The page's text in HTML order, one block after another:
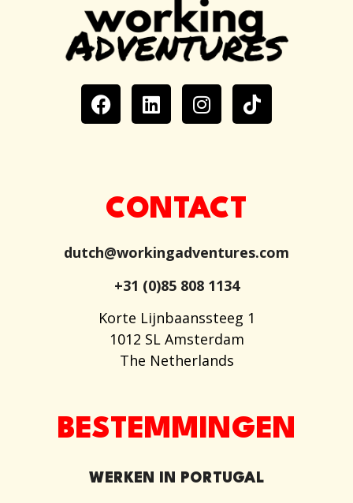
CONTACT
dutch@workingadventures.com
+31 (0)85 808 1134
Korte Lijnbaanssteeg 1
1012 SL Amsterdam
The Netherlands
BESTEMMINGEN
WERKEN IN PORTUGAL